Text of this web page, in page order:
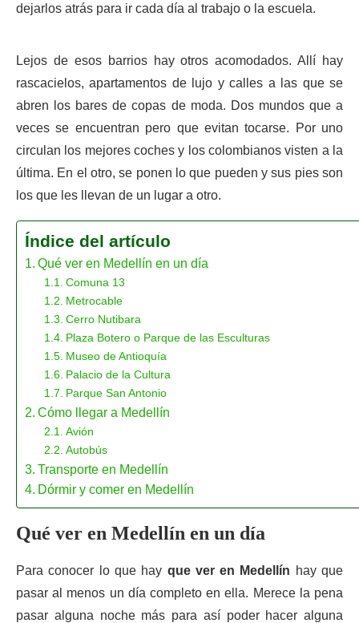
dejarlos atrás para ir cada día al trabajo o la escuela.
Lejos de esos barrios hay otros acomodados. Allí hay
rascacielos, apartamentos de lujo y calles a las que se
abren los bares de copas de moda. Dos mundos que a
veces se encuentran pero que evitan tocarse. Por uno
circulan los mejores coches y los colombianos visten a la
última. En el otro, se ponen lo que pueden y sus pies son
los que les llevan de un lugar a otro.
Índice del artículo
Qué ver en Medellín en un día
Comuna 13
Metrocable
Cerro Nutibara
Plaza Botero o Parque de las Esculturas
Museo de Antioquía
Palacio de la Cultura
Parque San Antonio
Cómo llegar a Medellín
Avión
Autobús
Transporte en Medellín
Dórmir y comer en Medellín
Qué ver en Medellín en un día
Para conocer lo que hay que ver en Medellín hay que
pasar al menos un día completo en ella. Merece la pena
pasar alguna noche más para así poder hacer alguna